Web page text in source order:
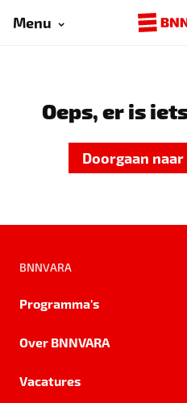
Menu
Oeps, er is
Doorgaan
BNNVARA
Programma's
Over BNNVARA
Vacatures